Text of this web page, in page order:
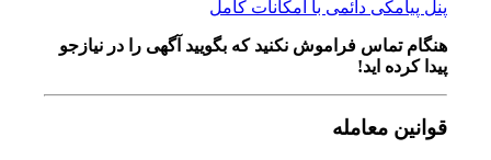
پنل پیامکی دائمی با امکانات کامل
هنگام تماس فراموش نکنید که بگویید آگهی را در نیازجو
پیدا کرده اید!
قوانین معامله